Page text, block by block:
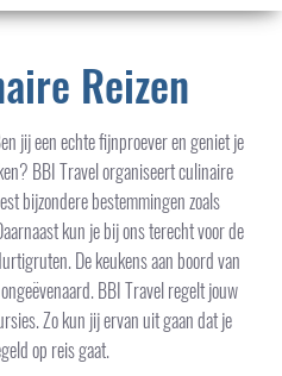
Reizen
jij een echte fijnproever en geniet je
BBI Travel organiseert culinaire
bijzondere bestemmingen zoals
kun je bij ons terecht voor de
De keukens aan boord van
BBI Travel regelt jouw
Zo kun jij ervan uit gaan dat je
op reis gaat.